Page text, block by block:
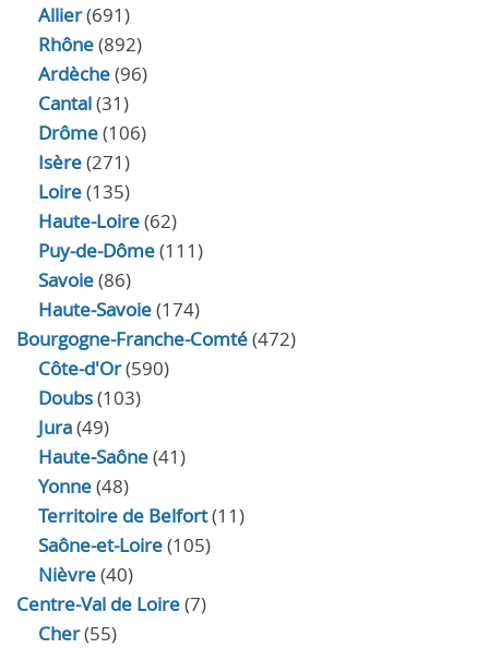
Allier(691)
Rhône(892)
Ardèche(96)
Cantal(31)
Drôme(106)
Isère(271)
Loire(135)
Haute-Loire(62)
Puy-de-Dôme(111)
Savoie(86)
Haute-Savoie(174)
Bourgogne-Franche-Comté(472)
Côte-d'Or(590)
Doubs(103)
Jura(49)
Haute‑Saône(41)
Yonne(48)
Territoire de Belfort(11)
Saône-et-Loire(105)
Nièvre(40)
Centre-Val de Loire(7)
Cher(55)